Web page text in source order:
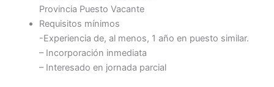
Provincia Puesto Vacante
Requisitos mínimos
-Experiencia de, al menos, 1 año en puesto similar.
– Incorporación inmediata
– Interesado en jornada parcial